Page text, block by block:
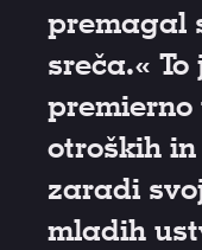
premagal
sreča.«
otroških
zaradi
mladih